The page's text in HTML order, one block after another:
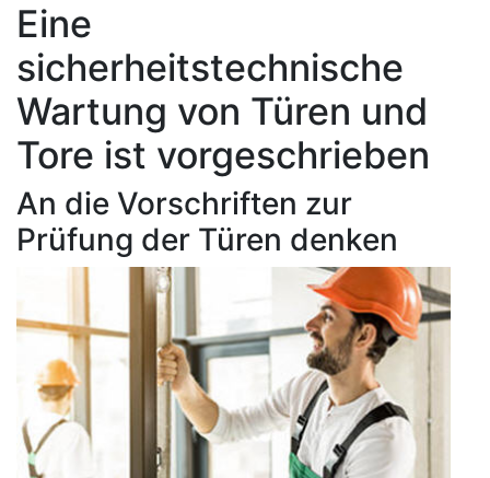
Eine
sicherheitstechnische
Wartung von Türen und
Tore ist vorgeschrieben
An die Vorschriften zur
Prüfung der Türen denken